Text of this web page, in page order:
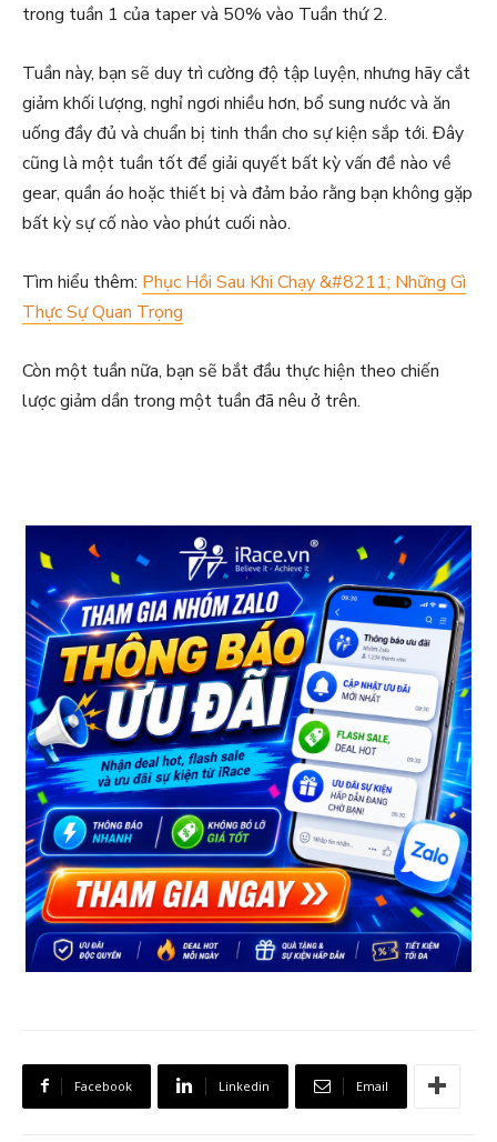
trong tuần 1 của taper và 50% vào Tuần thứ 2.
Tuần này, bạn sẽ duy trì cường độ tập luyện, nhưng hãy cắt
giảm khối lượng, nghỉ ngơi nhiều hơn, bổ sung nước và ăn
uống đầy đủ và chuẩn bị tinh thần cho sự kiện sắp tới. Đây
cũng là một tuần tốt để giải quyết bất kỳ vấn đề nào về
gear, quần áo hoặc thiết bị và đảm bảo rằng bạn không gặp
bất kỳ sự cố nào vào phút cuối nào.
Tìm hiểu thêm: Phục Hồi Sau Khi Chạy &#8211; Những Gì
Thực Sự Quan Trọng
Còn một tuần nữa, bạn sẽ bắt đầu thực hiện theo chiến
lược giảm dần trong một tuần đã nêu ở trên.
Facebook Linkedin Email